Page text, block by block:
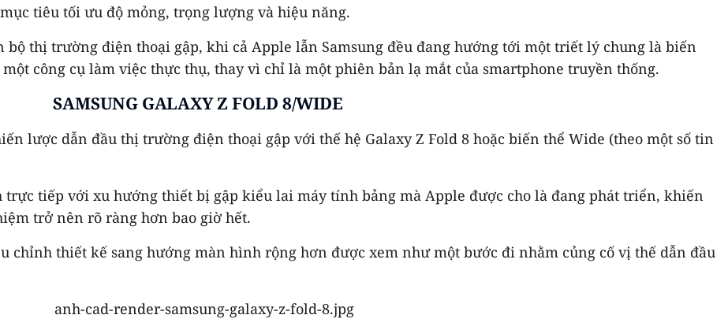
tiêu tối ưu độ mỏng, trọng lượng và hiệu năng.
bộ thị trường điện thoại gập, khi cả Apple lẫn Samsung đều đang hướng tới một triết lý chung là biến
công cụ làm việc thực thụ, thay vì chỉ là một phiên bản lạ mắt của smartphone truyền thống.
SAMSUNG GALAXY Z FOLD 8/WIDE
lược dẫn đầu thị trường điện thoại gập với thế hệ Galaxy Z Fold 8 hoặc biến thể Wide (theo một số tin
tiếp với xu hướng thiết bị gập kiểu lai máy tính bảng mà Apple được cho là đang phát triển, khiến
trở nên rõ ràng hơn bao giờ hết.
chỉnh thiết kế sang hướng màn hình rộng hơn được xem như một bước đi nhằm củng cố vị thế dẫn đầu